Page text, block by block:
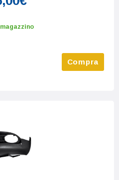
magazzino
Compra